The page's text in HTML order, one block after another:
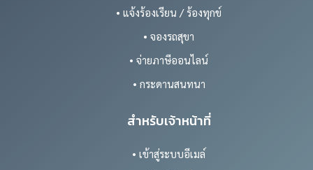
• แจ้งร้องเรียน / ร้องทุกข์
• จองรถสุขา
• จ่ายภาษีออนไลน์
• กระดานสนทนา
สำหรับเจ้าหน้าที่
• เข้าสู่ระบบอีเมล์